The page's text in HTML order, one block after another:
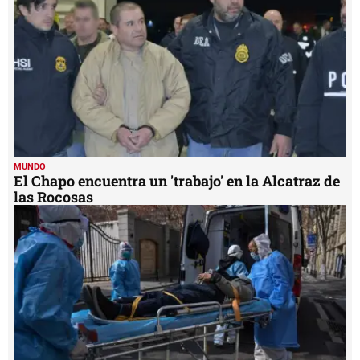
31
seconds
MUNDO
El Chapo encuentra un 'trabajo' en la Alcatraz de
las Rocosas